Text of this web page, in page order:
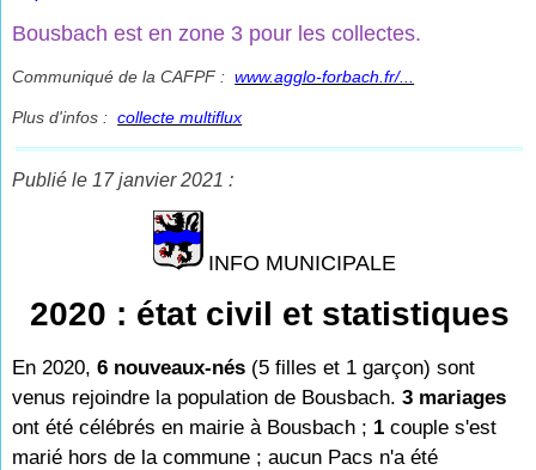
Bousbach est en zone 3 pour les collectes.
Communiqué de la CAFPF :www.agglo-forbach.fr/...
Plus d'infos :collecte multiflux
Publié le 17 janvier 2021 :
INFO MUNICIPALE
2020 : état civil et statistiques
En 2020,6 nouveaux-nés (5 filles et 1 garçon) sont
venus rejoindre la population de Bousbach.3 mariages
ont été célébrés en mairie à Bousbach ; 1 couple s'est
marié hors de la commune ; aucun Pacs n'a été